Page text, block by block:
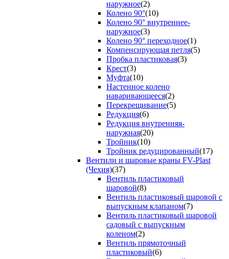
наружное(2)
Колено 90°(10)
Колено 90° внутреннее-
наружное(3)
Колено 90° переходное(1)
Компенсирующая петля(5)
Пробка пластиковая(3)
Крест(3)
Муфта(10)
Настенное колено
наваривающееся(2)
Перекрещивание(5)
Редукция(6)
Редукция внутренняя-
наружная(20)
Тройник(10)
Тройник редуцированный(17)
Вентили и шаровые краны FV-Plast
(Чехия)(37)
Вентиль пластиковый
шаровой(8)
Вентиль пластиковый шаровой с
выпускным клапаном(7)
Вентиль пластиковый шаровой
садовый с выпускным
коленом(2)
Вентиль прямоточный
пластиковый(6)